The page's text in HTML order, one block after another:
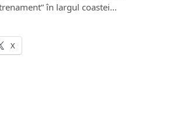
în largul coastei…
X